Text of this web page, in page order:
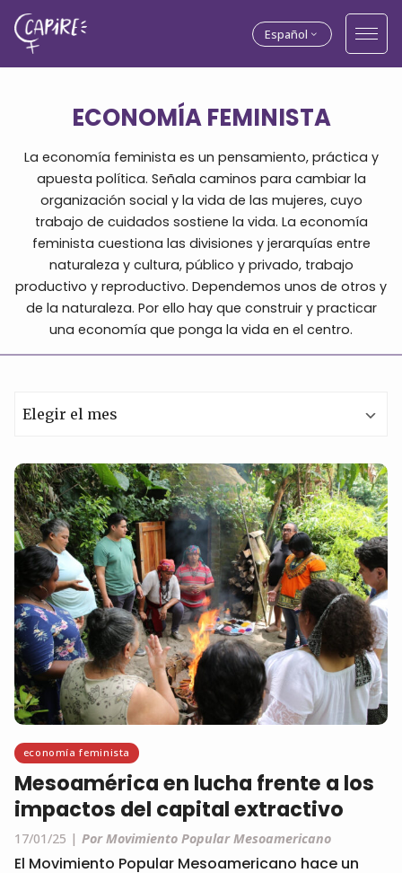
Español
ECONOMÍA FEMINISTA
La economía feminista es un pensamiento, práctica y
apuesta política. Señala caminos para cambiar la
organización social y la vida de las mujeres, cuyo
trabajo de cuidados sostiene la vida. La economía
feminista cuestiona las divisiones y jerarquías entre
naturaleza y cultura, público y privado, trabajo
productivo y reproductivo. Dependemos unos de otros y
de la naturaleza. Por ello hay que construir y practicar
una economía que ponga la vida en el centro.
economía feminista
Mesoamérica en lucha frente a los
impactos del capital extractivo
17/01/25 Por Movimiento Popular Mesoamericano
El Movimiento Popular Mesoamericano hace un